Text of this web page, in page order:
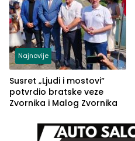
Najnovije
Susret „Ljudi i mostovi“
potvrdio bratske veze
Zvornika i Malog Zvornika